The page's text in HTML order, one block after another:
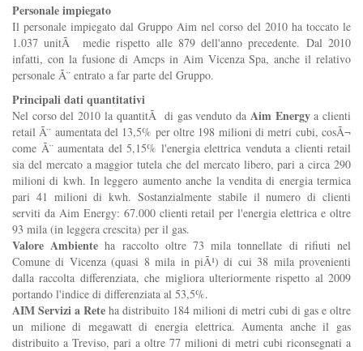
Personale impiegato
Il personale impiegato dal Gruppo Aim nel corso del 2010 ha toccato le
1.037 unitÃ medie rispetto alle 879 dell'anno precedente. Dal 2010
infatti, con la fusione di Amcps in Aim Vicenza Spa, anche il relativo
personale Ã¨ entrato a far parte del Gruppo.
Principali dati quantitativi
Nel corso del 2010 la quantitÃ di gas venduto da Aim Energya clienti
retail Ã¨ aumentata del 13,5% per oltre 198 milioni di metri cubi, cosÃ¬
come Ã¨ aumentata del 5,15% l'energia elettrica venduta a clienti retail
sia del mercato a maggior tutela che del mercato libero, pari a circa 290
milioni di kwh. In leggero aumento anche la vendita di energia termica
pari 41 milioni di kwh. Sostanzialmente stabile il numero di clienti
serviti da Aim Energy: 67.000 clienti retail per l'energia elettrica e oltre
93 mila (in leggera crescita) per il gas.
Valore Ambiente ha raccolto oltre 73 mila tonnellate di rifiuti nel
Comune di Vicenza (quasi 8 mila in piÃ¹) di cui 38 mila provenienti
dalla raccolta differenziata, che migliora ulteriormente rispetto al 2009
portando l'indice di differenziata al 53,5%.
AIM Servizi a Rete ha distribuito 184 milioni di metri cubi di gas e oltre
un milione di megawatt di energia elettrica. Aumenta anche il gas
distribuito a Treviso, pari a oltre 77 milioni di metri cubi riconsegnati a